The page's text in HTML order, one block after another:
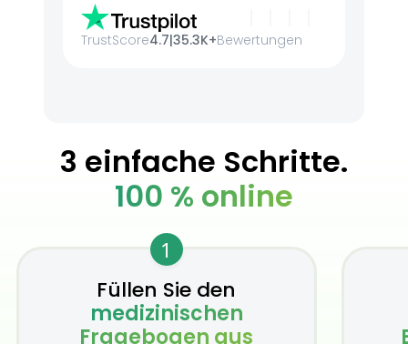
TrustScore4.7|35.3K+Bewertungen
3 einfache Schritte.
100 % online
1
Füllen Sie den
medizinischen
Fragebogen aus